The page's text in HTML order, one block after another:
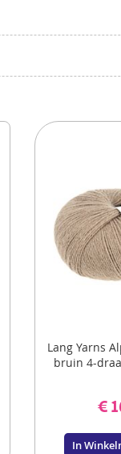
Lang Yarns
bruin 4-
€
In